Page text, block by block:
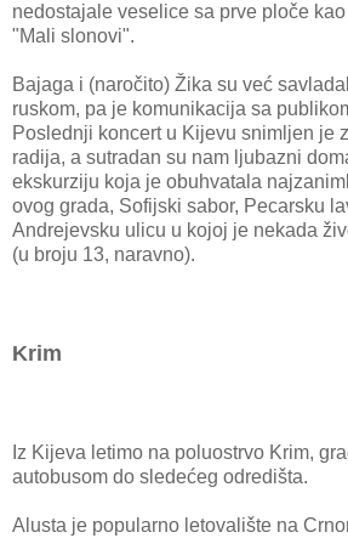
nedostajale veselice sa prve ploče
"Mali slonovi".
Bajaga i (naročito) Žika su već
ruskom, pa je komunikacija sa
Poslednji koncert u Kijevu snimljen je
radija, a sutradan su nam ljubazni
ekskurziju koja je obuhvatala
ovog grada, Sofijski sabor, Pecarsku
Andrejevsku ulicu u kojoj je nekada
(u broju 13, naravno).
Krim
Iz Kijeva letimo na poluostrvo Krim,
autobusom do sledećeg odredišta.
Alusta je popularno letovalište na